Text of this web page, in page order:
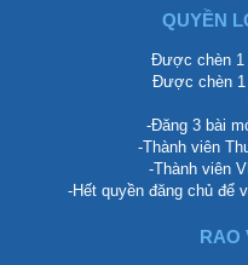
QUYỀN
Được chèn 1
Được chèn 1
-Đăng 3 bài
-Thành viên
-Thành viên
-Hết quyền đăng chủ để
RAO